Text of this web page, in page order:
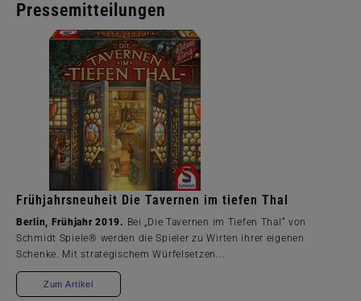
Pressemitteilungen
Frühjahrsneuheit Die Tavernen im tiefen Thal
Berlin, Frühjahr 2019. Bei „Die Tavernen im Tiefen Thal“ von
Schmidt Spiele® werden die Spieler zu Wirten ihrer eigenen
Schenke. Mit strategischem Würfelsetzen...
Zum Artikel